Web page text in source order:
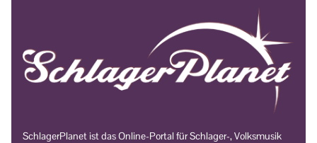
SchlagerPlanet ist das Online-Portal für Schlager-, Volksmusik